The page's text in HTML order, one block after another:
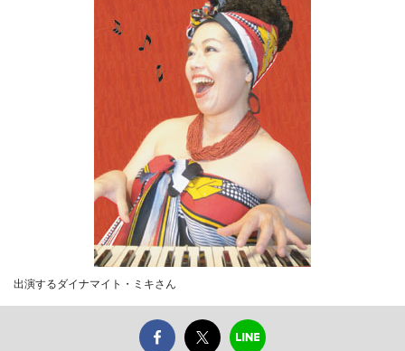
出演するダイナマイト・ミキさん